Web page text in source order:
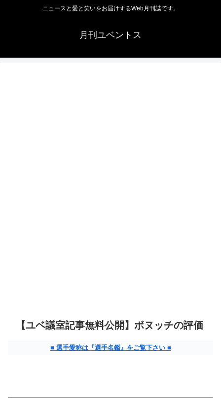
ニュースと愛と笑いをお届けするWeb月刊誌です。
月刊ユベントス
【ユベ議室記事無料公開】ボヌッチの評価
■ 選手愛称は『選手名鑑』をご覧下さい ■